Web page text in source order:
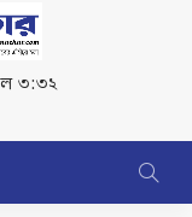
৩:৩২